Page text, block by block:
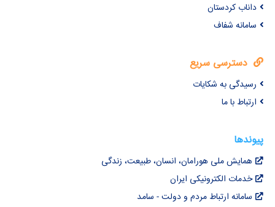
داناب کردستان
سامانه شفاف
دسترسی سریع
رسیدگی به شکایات
ارتباط با ما
پیوندها
همایش ملی هورامان، انسان، طبیعت، زندگی
خدمات الکترونیکی ایران
سامانه ارتباط مردم و دولت - سامد